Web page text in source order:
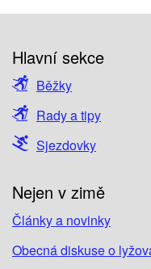
Hlavní sekce
Běžky
Rady a tipy
Sjezdovky
Nejen v zimě
Články a novinky
Obecná diskuse o